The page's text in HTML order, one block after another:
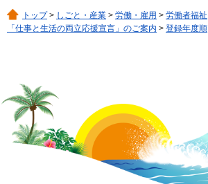
トップ> しごと・産業 > 労働・雇用 > 労働者福祉
「仕事と生活の両立応援宣言」のご案内 > 登録年度順